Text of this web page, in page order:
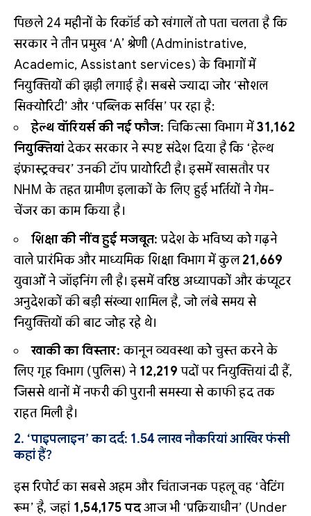
पिछले 24 महीनों के रिकॉर्ड को खंगालें तो पता चलता है कि
सरकार ने तीन प्रमुख ‘A’ श्रेणी (Administrative,
Academic, Assistant services) के विभागों में
नियुक्तियों की झड़ी लगाई है। सबसे ज्यादा जोर ‘सोशल
सिक्योरिटी’ और ‘पब्लिक सर्विस’ पर रहा है:
हेल्थ वॉरियर्स की नई फौज: चिकित्सा विभाग में31,162
नियुक्तियांदेकर सरकार ने स्पष्ट संदेश दिया है कि ‘हेल्थ
इंफ्रास्ट्रक्चर’ उनकी टॉप प्रायोरिटी है। इसमें खासतौर पर
NHM के तहत ग्रामीण इलाकों के लिए हुई भर्तियों ने गेम-
चेंजर का काम किया है।
शिक्षा की नींव हुई मजबूत: प्रदेश के भविष्य को गढ़ने
वाले प्रारंभिक और माध्यमिक शिक्षा विभाग में कुल21,669
युवाओं ने जॉइनिंग ली है। इसमें वरिष्ठ अध्यापकों और कंप्यूटर
अनुदेशकों की बड़ी संख्या शामिल है, जो लंबे समय से
नियुक्तियों की बाट जोह रहे थे।
खाकी का विस्तार: कानून व्यवस्था को चुस्त करने के
लिए गृह विभाग (पुलिस) ने 12,219 पदों पर नियुक्तियां दी हैं,
जिससे थानों में नफरी की पुरानी समस्या से काफी हद तक
राहत मिली है।
2. ‘पाइपलाइन’ का दर्द: 1.54 लाख नौकरियां आखिर फंसी
कहां हैं?
इस रिपोर्ट का सबसे अहम और चिंताजनक पहलू वह ‘वेटिंग
रूम’ है, जहां 1,54,175 पदआज भी ‘प्रक्रियाधीन’ (Under